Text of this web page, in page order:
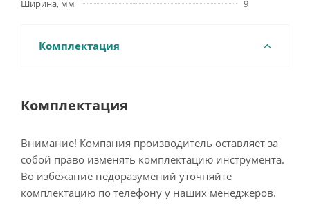
Ширина, мм
9
Комплектация
Комплектация
Внимание! Компания производитель оставляет за
собой право изменять комплектацию инструмента.
Во избежание недоразумений уточняйте
комплектацию по телефону у наших менеджеров.